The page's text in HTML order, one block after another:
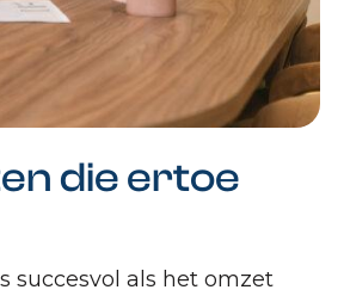
die ertoe
succesvol als het omzet